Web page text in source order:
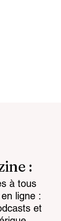
:
:
à tous
ligne :
et